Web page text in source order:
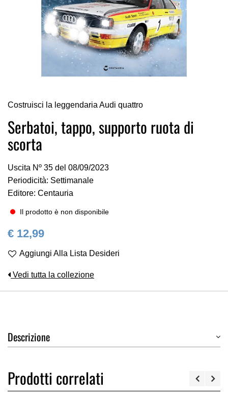
all'inizio
della
galleria
di
immagini
Costruisci la leggendaria Audi quattro
Serbatoi, tappo, supporto ruota di
scorta
Uscita Nº 35 del 08/09/2023
Periodicità: Settimanale
Editore: Centauria
Il prodotto è non disponibile
€ 12,99
Aggiungi Alla Lista Desideri
Vedi tutta la collezione
Descrizione
Prodotti correlati